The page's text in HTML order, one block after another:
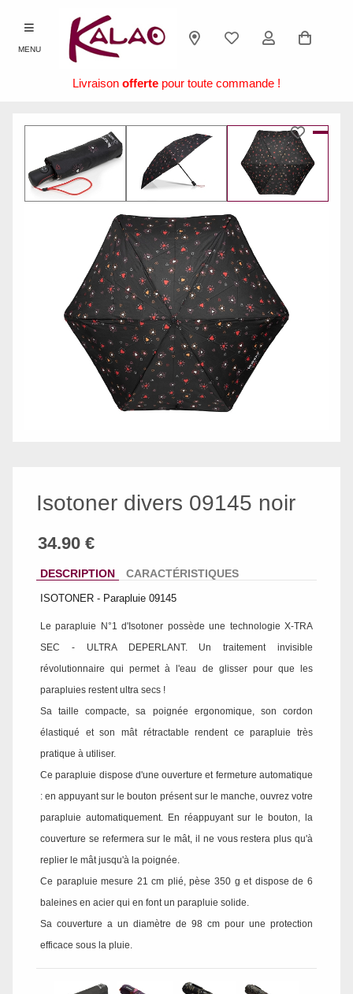
MENU
Livraison offerte pour toute commande !
Isotoner divers 09145 noir
DESCRIPTION CARACTÉRISTIQUES
ISOTONER - Parapluie 09145
Le parapluie N°1 d'Isotoner possède une technologie X-TRA
SEC - ULTRA DEPERLANT. Un traitement invisible
révolutionnaire qui permet à l'eau de glisser pour que les
parapluies restent ultra secs !
Sa taille compacte, sa poignée ergonomique, son cordon
élastiqué et son mât rétractable rendent ce parapluie très
pratique à utiliser.
Ce parapluie dispose d'une ouverture et fermeture automatique
: en appuyant sur le bouton présent sur le manche, ouvrez votre
parapluie automatiquement. En réappuyant sur le bouton, la
couverture se refermera sur le mât, il ne vous restera plus qu'à
replier le mât jusqu'à la poignée.
Ce parapluie mesure 21 cm plié, pèse 350 g et dispose de 6
baleines en acier qui en font un parapluie solide.
Sa couverture a un diamètre de 98 cm pour une protection
efficace sous la pluie.